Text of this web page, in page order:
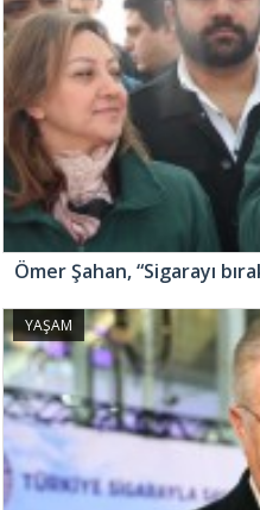
Ömer Şahan, “Sigarayı
YAŞAM